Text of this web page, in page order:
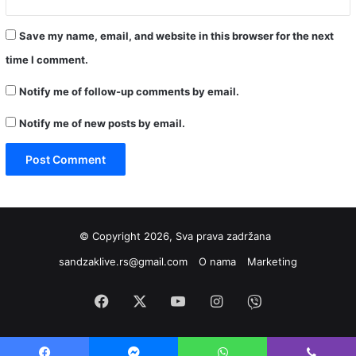
Save my name, email, and website in this browser for the next
time I comment.
Notify me of follow-up comments by email.
Notify me of new posts by email.
© Copyright 2026, Sva prava zadržana
sandzaklive.rs@gmail.com
O nama Marketing
Facebook YouTubeInstagram
Viber